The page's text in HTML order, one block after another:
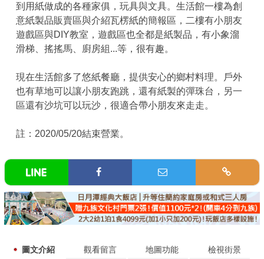
到用紙做成的各種家俱，玩具與文具。生活館一樓為創
意紙製品販賣區與介紹瓦楞紙的簡報區，二樓有小朋友
遊戲區與DIY教室，遊戲區也全都是紙製品，有小象溜
滑梯、搖搖馬、廚房組...等，很有趣。
現在生活館多了悠紙餐廳，提供安心的鄉村料理。戶外
也有草地可以讓小朋友跑跳，還有紙製的彈珠台，另一
區還有沙坑可以玩沙，很適合帶小朋友來走走。
註：2020/05/20結束營業。
圖文介紹 觀看留言 地圖功能 檢視街景